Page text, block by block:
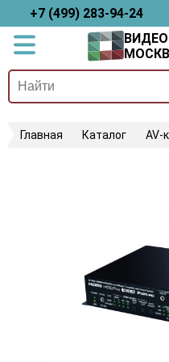
+7 (499) 283-94-24
Главная Каталог AV-